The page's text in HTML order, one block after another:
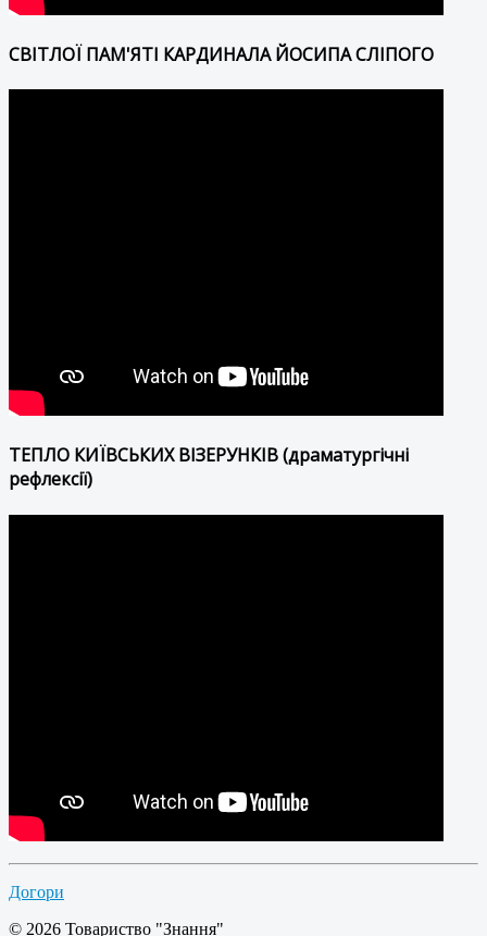
СВІТЛОЇ ПАМ'ЯТІ КАРДИНАЛА ЙОСИПА СЛІПОГО
ТЕПЛО КИЇВСЬКИХ ВІЗЕРУНКІВ (драматургічні
рефлексії)
Догори
© 2026 Товариство "Знання"